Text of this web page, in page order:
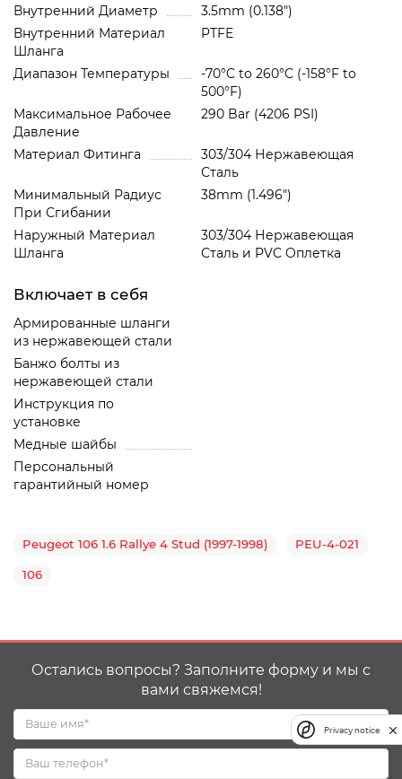
Внутренний Диаметр
3.5mm (0.138")
Внутренний Материал
Шланга
PTFE
Диапазон Температуры
-70°C to 260°C (-158°F to
500°F)
Максимальное Рабочее
Давление
290 Bar (4206 PSI)
Материал Фитинга
303/304 Нержавеющая
Сталь
Минимальный Радиус
При Сгибании
38mm (1.496")
Наружный Материал
Шланга
303/304 Нержавеющая
Сталь и PVC Oплетка
Включает в себя
Армированные шланги
из нержавеющей стали
Банжо болты из
нержавеющей стали
Инструкция по
установке
Медные шайбы
Персональный
гарантийный номер
Peugeot 106 1.6 Rallye 4 Stud (1997-1998) PEU-4-021
106
Остались вопросы? Заполните форму и мы с
вами свяжемся!
Privacy notice